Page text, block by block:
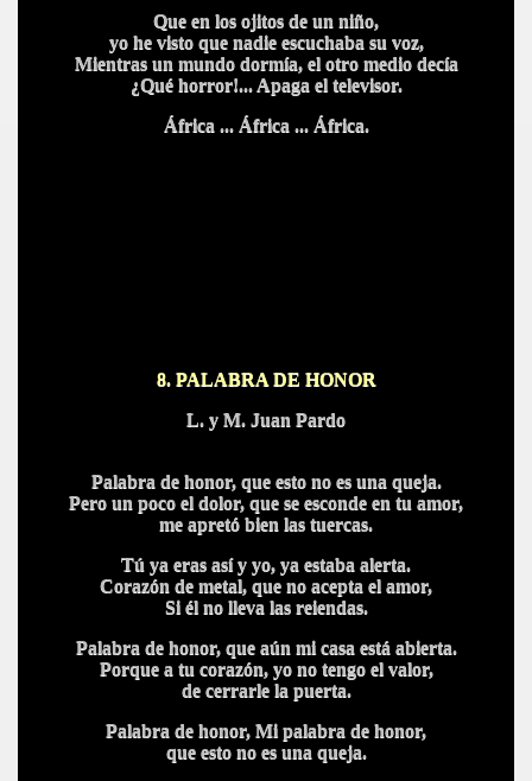
Que en los ojitos de un niño,
yo he visto que nadie escuchaba su voz,
Mientras un mundo dormía, el otro medio decía
¿Qué horror!... Apaga el televisor.
África ... África ... África.
8. PALABRA DE HONOR
L. y M. Juan Pardo
Palabra de honor, que esto no es una queja.
Pero un poco el dolor, que se esconde en tu amor,
me apretó bien las tuercas.
Tú ya eras así y yo, ya estaba alerta.
Corazón de metal, que no acepta el amor,
Si él no lleva las reiendas.
Palabra de honor, que aún mi casa está abierta.
Porque a tu corazón, yo no tengo el valor,
de cerrarle la puerta.
Palabra de honor, Mi palabra de honor,
que esto no es una queja.